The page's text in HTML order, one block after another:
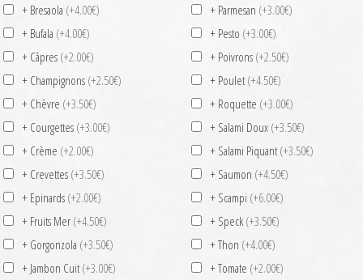
+ Bresaola (+4.00€)
+ Bufala (+4.00€)
+ Câpres (+2.00€)
+ Champignons (+2.50€)
+ Chèvre (+3.50€)
+ Courgettes (+3.00€)
+ Crème (+2.00€)
+ Crevettes (+3.50€)
+ Epinards (+2.00€)
+ Fruits Mer (+4.50€)
+ Gorgonzola (+3.50€)
+ Jambon Cuit (+3.00€)
+ Parmesan (+3.00€)
+ Pesto (+3.00€)
+ Poivrons (+2.50€)
+ Poulet (+4.50€)
+ Roquette (+3.00€)
+ Salami Doux (+3.50€)
+ Salami Piquant (+3.50€)
+ Saumon (+4.50€)
+ Scampi (+6.00€)
+ Speck (+3.50€)
+ Thon (+4.00€)
+ Tomate (+2.00€)